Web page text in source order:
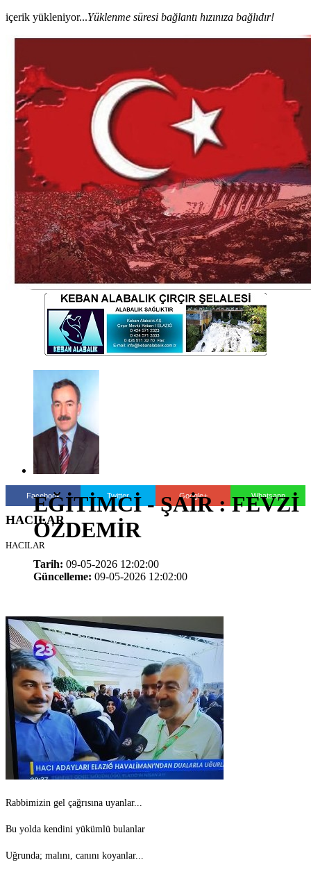
içerik yükleniyor...Yüklenme süresi bağlantı hızınıza bağlıdır!
EĞİTİMCİ - ŞAİR : FEVZİ
ÖZDEMİR
Tarih: 09-05-2026 12:02:00
Güncelleme: 09-05-2026 12:02:00
Facebook Twitter Google+ Whatsapp
HACILAR
HACILAR
Rabbimizin gel çağrısına uyanlar...
Bu yolda kendini yükümlü bulanlar
Uğrunda; malını, canını koyanlar...